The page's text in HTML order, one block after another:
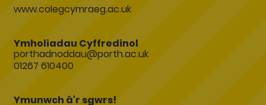
www.colegcymraeg.ac.uk
Ymholiadau Cyffredinol
porthadnoddau@porth.ac.uk
01267 610400
Ymunwch â'r sgwrs!